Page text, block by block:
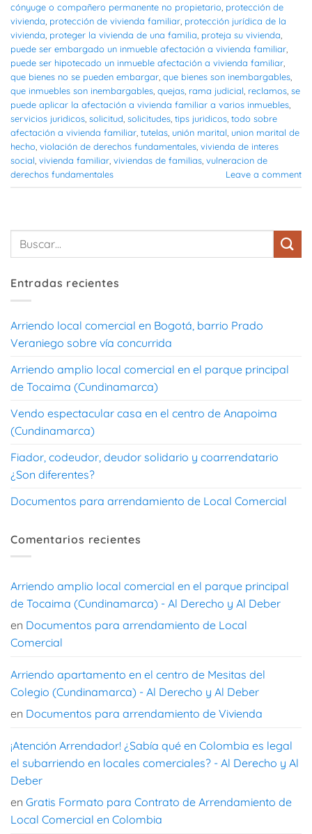
cónyuge o compañero permanente no propietario, protección de
vivienda, protección de vivienda familiar, protección jurídica de la
vivienda, proteger la vivienda de una familia, proteja su vivienda,
puede ser embargado un inmueble afectación a vivienda familiar,
puede ser hipotecado un inmueble afectación a vivienda familiar,
que bienes no se pueden embargar, que bienes son inembargables,
que inmuebles son inembargables, quejas, rama judicial, reclamos, se
puede aplicar la afectación a vivienda familiar a varios inmuebles,
servicios juridicos, solicitud, solicitudes, tips juridicos, todo sobre
afectación a vivienda familiar, tutelas, unión marital, union marital de
hecho, violación de derechos fundamentales, vivienda de interes
social, vivienda familiar, viviendas de familias, vulneracion de
derechos fundamentales
Leave a comment
Entradas recientes
Arriendo local comercial en Bogotá, barrio Prado
Veraniego sobre vía concurrida
Arriendo amplio local comercial en el parque principal
de Tocaima (Cundinamarca)
Vendo espectacular casa en el centro de Anapoima
(Cundinamarca)
Fiador, codeudor, deudor solidario y coarrendatario
¿Son diferentes?
Documentos para arrendamiento de Local Comercial
Comentarios recientes
Arriendo amplio local comercial en el parque principal
de Tocaima (Cundinamarca) - Al Derecho y Al Deber
en Documentos para arrendamiento de Local
Comercial
Arriendo apartamento en el centro de Mesitas del
Colegio (Cundinamarca) - Al Derecho y Al Deber
en Documentos para arrendamiento de Vivienda
¡Atención Arrendador! ¿Sabía qué en Colombia es legal
el subarriendo en locales comerciales? - Al Derecho y Al
Deber
en Gratis Formato para Contrato de Arrendamiento de
Local Comercial en Colombia